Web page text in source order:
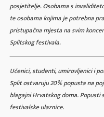
posjetitelje. Osobama s
te osobama kojima je potrebna
pristupačna mjesta na svim
Splitskog festivala.
Učenici, studenti, umirovljenici i
Split ostvaruju 20% popusta na
blagajni Hrvatskog doma.
festivalske ulaznice.